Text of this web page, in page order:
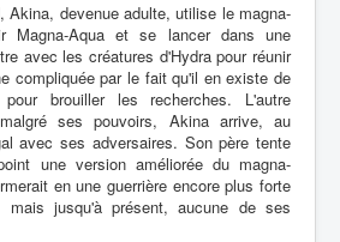
Akina, devenue adulte, utilise le magna-
Magna-Aqua et se lancer dans une
avec les créatures d'Hydra pour réunir
compliquée par le fait qu'il en existe de
pour brouiller les recherches. L'autre
ses pouvoirs, Akina arrive, au
avec ses adversaires. Son père tente
une version améliorée du magna-
en une guerrière encore plus forte
mais jusqu'à présent, aucune de ses